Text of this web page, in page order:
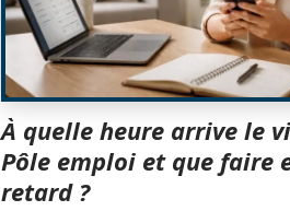
À quelle heure arrive le
Pôle emploi et que faire
retard ?